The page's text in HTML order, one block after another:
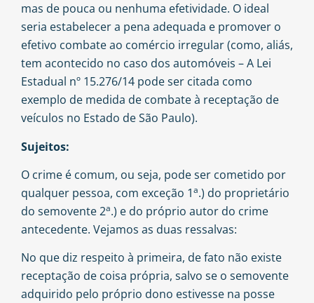
mas de pouca ou nenhuma efetividade. O ideal
seria estabelecer a pena adequada e promover o
efetivo combate ao comércio irregular (como, aliás,
tem acontecido no caso dos automóveis – A Lei
Estadual nº 15.276/14 pode ser citada como
exemplo de medida de combate à receptação de
veículos no Estado de São Paulo).
Sujeitos:
O crime é comum, ou seja, pode ser cometido por
qualquer pessoa, com exceção 1a.) do proprietário
do semovente 2a.) e do próprio autor do crime
antecedente. Vejamos as duas ressalvas:
No que diz respeito à primeira, de fato não existe
receptação de coisa própria, salvo se o semovente
adquirido pelo próprio dono estivesse na posse